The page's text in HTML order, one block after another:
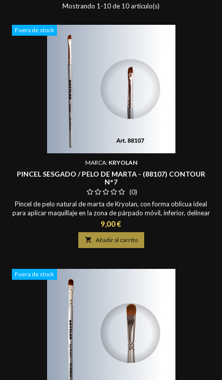
Mostrando 1-10 de 10 artículo(s)
Fuera de stock
MARCA: KRYOLAN
PINCEL SESGADO / PELO DE MARTA - (88107) CONTOUR
N°7
(0)
Pincel de pelo natural de marta de Kryolan, con forma oblicua ideal
para aplicar maquillaje en la zona de párpado móvil, inferior, delinear
cejas y trazar líneas sutiles en los ojos. Mide 0,5 cm. de ancho y
largo de pelo de 0,7 cm.
Precio
9,00 €
 Añadir al carrito
Fuera de stock